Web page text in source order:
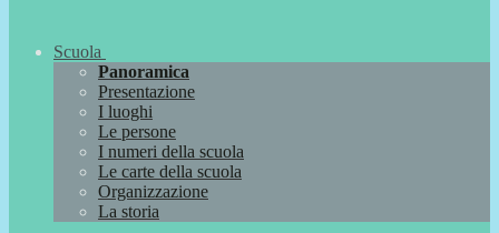
Scuola
Panoramica
Presentazione
I luoghi
Le persone
I numeri della scuola
Le carte della scuola
Organizzazione
La storia